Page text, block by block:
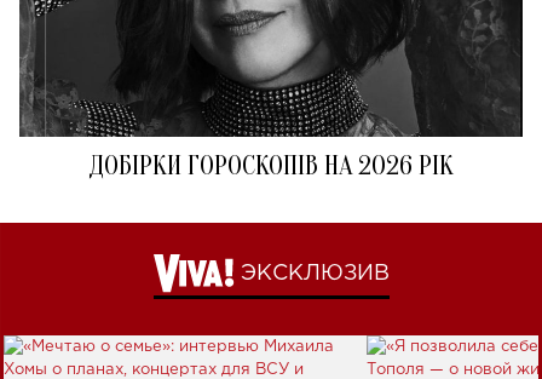
ДОБІРКИ ГОРОСКОПІВ НА 2026 РІК
ЭКСКЛЮЗИВ